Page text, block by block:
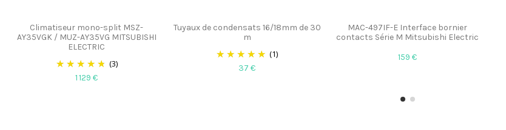
Climatiseur mono-split MSZ-
AY35VGK / MUZ-AY35VG MITSUBISHI
ELECTRIC
(3)
1 129 €
Tuyaux de condensats 16/18mm de 30
m
(1)
37 €
MAC-497IF-E Interface bornier
contacts Série M Mitsubishi Electric
159 €